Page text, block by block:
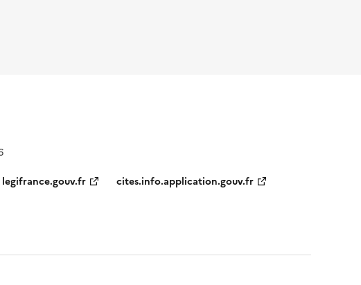
legifrance.gouv.fr cites.info.application.gouv.fr